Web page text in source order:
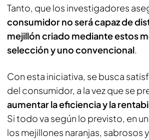
Tanto, que los investigadores
consumidor no será capaz de
mejillón criado mediante estos
selección y uno convencional.
Con esta iniciativa, se busca
del consumidor, a la vez que se
aumentar la eficiencia y la
Si todo va según lo previsto, en
los mejillones naranjas, sabrosos